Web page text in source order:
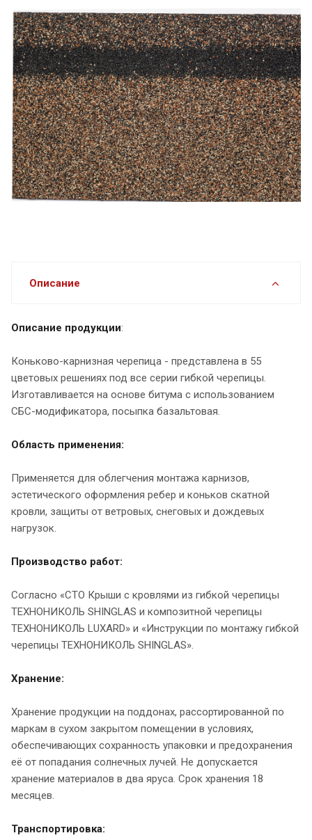
Описание
Описание продукции:
Коньково-карнизная черепица - представлена в 55
цветовых решениях под все серии гибкой черепицы.
Изготавливается на основе битума с использованием
СБС-модификатора, посыпка базальтовая.
Область применения:
Применяется для облегчения монтажа карнизов,
эстетического оформления ребер и коньков скатной
кровли, защиты от ветровых, снеговых и дождевых
нагрузок.
Производство работ:
Согласно «СТО Крыши с кровлями из гибкой черепицы
ТЕХНОНИКОЛЬ SHINGLAS и композитной черепицы
ТЕХНОНИКОЛЬ LUXARD» и «Инструкции по монтажу гибкой
черепицы ТЕХНОНИКОЛЬ SHINGLAS».
Хранение:
Хранение продукции на поддонах, рассортированной по
маркам в сухом закрытом помещении в условиях,
обеспечивающих сохранность упаковки и предохранения
её от попадания солнечных лучей. Не допускается
хранение материалов в два яруса. Срок хранения 18
месяцев.
Транспортировка: